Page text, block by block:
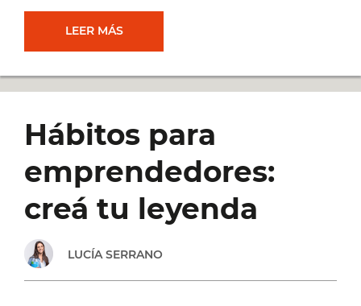
LEER MÁS¿CUÁLES
HÁBITOS
EMPRESARIOS
Hábitos para
emprendedores:
creá tu leyenda
LUCÍA SERRANO